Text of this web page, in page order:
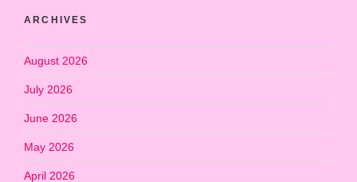
ARCHIVES
August 2026
July 2026
June 2026
May 2026
April 2026